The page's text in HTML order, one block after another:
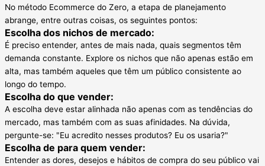
No método Ecommerce do Zero, a etapa de planejamento
abrange, entre outras coisas, os seguintes pontos:
Escolha dos nichos de mercado:
É preciso entender, antes de mais nada, quais segmentos têm
demanda constante. Explore os nichos que não apenas estão em
alta, mas também aqueles que têm um público consistente ao
longo do tempo.
Escolha do que vender:
A escolha deve estar alinhada não apenas com as tendências do
mercado, mas também com as suas afinidades. Na dúvida,
pergunte-se: "Eu acredito nesses produtos? Eu os usaria?"
Escolha de para quem vender:
Entender as dores, desejos e hábitos de compra do seu público vai